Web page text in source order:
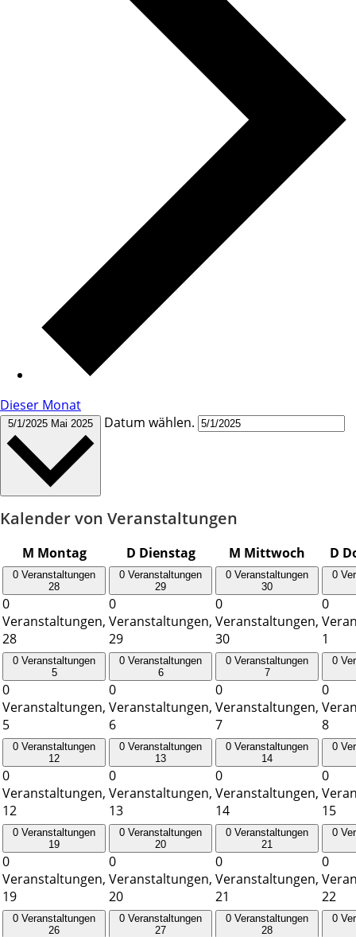
Dieser Monat
5/1/2025 Mai 2025 Datum wählen.
Kalender von Veranstaltungen
M Montag D Dienstag M Mittwoch D
0 Veranstaltungen
28
0
Veranstaltungen,
28
0 Veranstaltungen
29
0
Veranstaltungen,
29
0 Veranstaltungen
30
0
Veranstaltungen,
30
0
0
1
0 Veranstaltungen
5
0
Veranstaltungen,
5
0 Veranstaltungen
6
0
Veranstaltungen,
6
0 Veranstaltungen
7
0
Veranstaltungen,
7
0
0
8
0 Veranstaltungen
12
0
Veranstaltungen,
12
0 Veranstaltungen
13
0
Veranstaltungen,
13
0 Veranstaltungen
14
0
Veranstaltungen,
14
0
0
15
0 Veranstaltungen
19
0
Veranstaltungen,
19
0 Veranstaltungen
20
0
Veranstaltungen,
20
0 Veranstaltungen
21
0
Veranstaltungen,
21
0
0
22
0 Veranstaltungen
26
0 Veranstaltungen
27
0 Veranstaltungen
28
0